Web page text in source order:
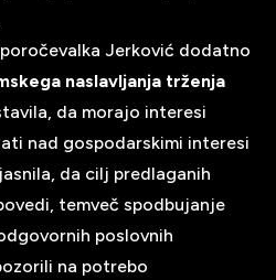
Jerković dodatno
naslavljanja trženja
da morajo interesi
nad gospodarskimi interesi
da cilj predlaganih
temveč spodbujanje
poslovnih
na potrebo